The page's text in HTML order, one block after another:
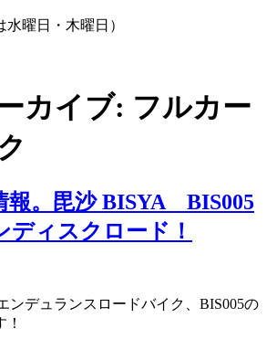
水曜日・木曜日）
カイブ: フルカー
報。毘沙 BISYA BIS005
ディスクロード！
ンデュランスロードバイク、BIS005の